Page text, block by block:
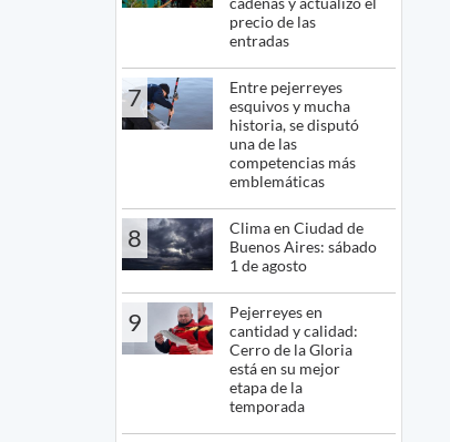
precio de las
entradas
7
Entre pejerreyes
esquivos y mucha
historia, se disputó
una de las
competencias más
emblemáticas
8
Clima en Ciudad de
Buenos Aires: sábado
1 de agosto
9
Pejerreyes en
cantidad y calidad:
Cerro de la Gloria
está en su mejor
etapa de la
temporada